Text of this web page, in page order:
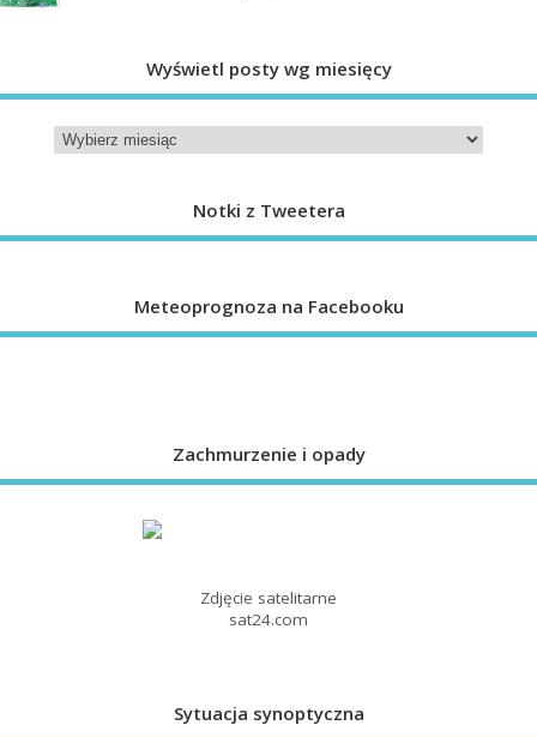
Wyświetl posty wg miesięcy
Notki z Tweetera
Meteoprognoza na Facebooku
Zachmurzenie i opady
Zdjęcie satelitarne
sat24.com
Sytuacja synoptyczna